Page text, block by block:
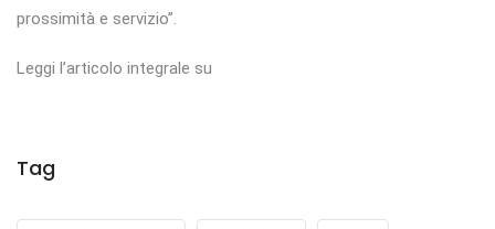
prossimità e servizio”.
Leggi l’articolo integrale su
Tag